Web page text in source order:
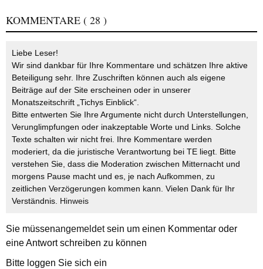
KOMMENTARE ( 28 )
Liebe Leser!
Wir sind dankbar für Ihre Kommentare und schätzen Ihre aktive
Beteiligung sehr. Ihre Zuschriften können auch als eigene
Beiträge auf der Site erscheinen oder in unserer
Monatszeitschrift „Tichys Einblick“.
Bitte entwerten Sie Ihre Argumente nicht durch Unterstellungen,
Verunglimpfungen oder inakzeptable Worte und Links. Solche
Texte schalten wir nicht frei. Ihre Kommentare werden
moderiert, da die juristische Verantwortung bei TE liegt. Bitte
verstehen Sie, dass die Moderation zwischen Mitternacht und
morgens Pause macht und es, je nach Aufkommen, zu
zeitlichen Verzögerungen kommen kann. Vielen Dank für Ihr
Verständnis. Hinweis
Sie müssenangemeldetsein um einen Kommentar oder
eine Antwort schreiben zu können
Bitte loggen Sie sich ein